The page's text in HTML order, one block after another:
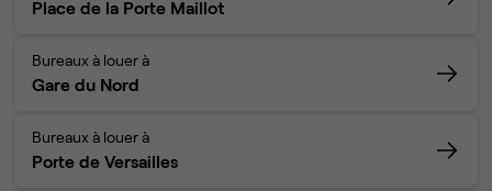
Place de la Porte Maillot
Bureaux à louer à
Gare du Nord
Bureaux à louer à
Porte de Versailles